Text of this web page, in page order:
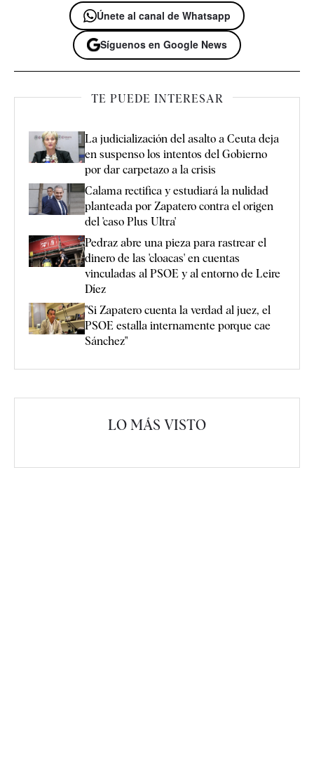
Únete al canal de Whatsapp
Síguenos en Google News
TE PUEDE INTERESAR
La judicialización del asalto a Ceuta deja
en suspenso los intentos del Gobierno
por dar carpetazo a la crisis
Calama rectifica y estudiará la nulidad
planteada por Zapatero contra el origen
del 'caso Plus Ultra'
Pedraz abre una pieza para rastrear el
dinero de las 'cloacas' en cuentas
vinculadas al PSOE y al entorno de Leire
Díez
"Si Zapatero cuenta la verdad al juez, el
PSOE estalla internamente porque cae
Sánchez"
LO MÁS VISTO